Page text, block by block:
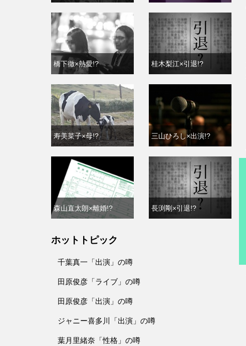
橋下徹×熱愛!? 桂木梨江×引退!?
寿美菜子×母!? 三山ひろし×出演!?
森山直太朗×離婚!? 長渕剛×引退!?
ホットトピック
千葉真一「出演」の噂
田原俊彦「ライブ」の噂
田原俊彦「出演」の噂
ジャニー喜多川「出演」の噂
葉月里緒奈「性格」の噂